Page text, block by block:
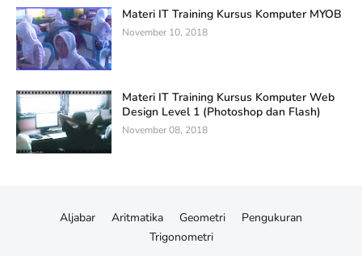
Materi IT Training Kursus Komputer MYOB
November 10, 2018
Materi IT Training Kursus Komputer Web
Design Level 1 (Photoshop dan Flash)
November 08, 2018
Aljabar Aritmatika Geometri
Pengukuran
Trigonometri